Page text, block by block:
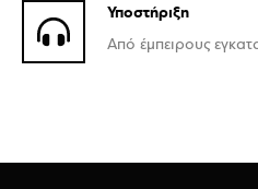
Υποστήριξη
Από έμπειρους